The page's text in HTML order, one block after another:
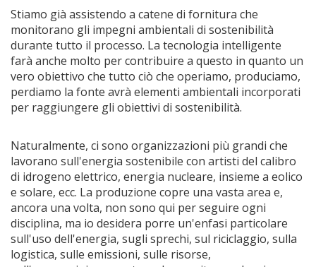
Stiamo già assistendo a catene di fornitura che
monitorano gli impegni ambientali di sostenibilità
durante tutto il processo. La tecnologia intelligente
farà anche molto per contribuire a questo in quanto un
vero obiettivo che tutto ciò che operiamo, produciamo,
perdiamo la fonte avrà elementi ambientali incorporati
per raggiungere gli obiettivi di sostenibilità.
Naturalmente, ci sono organizzazioni più grandi che
lavorano sull'energia sostenibile con artisti del calibro
di idrogeno elettrico, energia nucleare, insieme a eolico
e solare, ecc. La produzione copre una vasta area e,
ancora una volta, non sono qui per seguire ogni
disciplina, ma io desidera porre un'enfasi particolare
sull'uso dell'energia, sugli sprechi, sul riciclaggio, sulla
logistica, sulle emissioni, sulle risorse,